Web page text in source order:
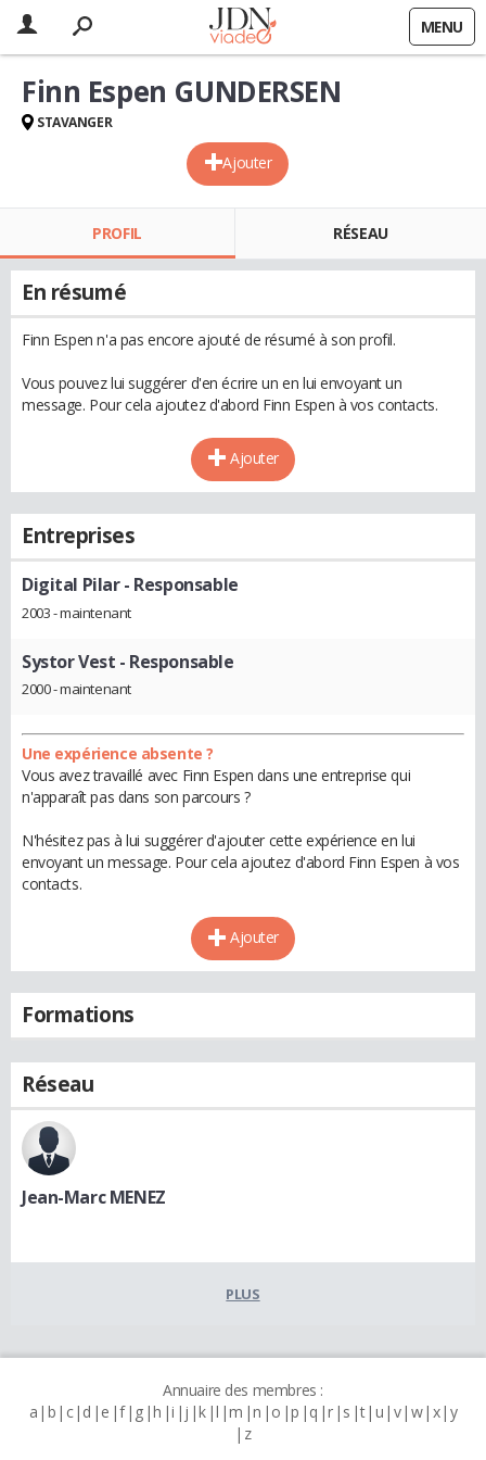
MENU
Ajouter
Finn Espen GUNDERSEN
STAVANGER
PROFIL RÉSEAU
En résumé
Finn Espen n'a pas encore ajouté de résumé à son profil.
Vous pouvez lui suggérer d'en écrire un en lui envoyant un
message. Pour cela ajoutez d'abord Finn Espen à vos contacts.
Ajouter
Entreprises
Digital Pilar- Responsable
2003 - maintenant
Systor Vest - Responsable
2000 - maintenant
Une expérience absente ?
Vous avez travaillé avec Finn Espen dans une entreprise qui
n'apparaît pas dans son parcours ?
N'hésitez pas à lui suggérer d'ajouter cette expérience en lui
envoyant un message. Pour cela ajoutez d'abord Finn Espen à vos
contacts.
Ajouter
Formations
Réseau
Jean-Marc MENEZ
PLUS
Annuaire des membres :
a b c d e f g h i j k l m n o p q r s t u v w x y
z